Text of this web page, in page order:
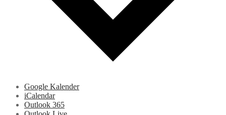
Google Kalender
iCalendar
Outlook 365